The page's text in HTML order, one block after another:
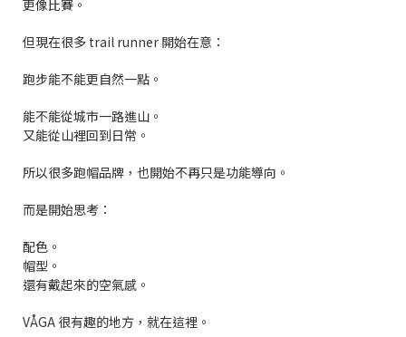
更像比賽。
但現在很多 trail runner 開始在意：
跑步能不能更自然一點。
能不能從城市一路進山。
又能從山裡回到日常。
所以很多跑帽品牌，也開始不再只是功能導向。
而是開始思考：
配色。
帽型。
還有戴起來的空氣感。
VÅGA 很有趣的地方，就在這裡。